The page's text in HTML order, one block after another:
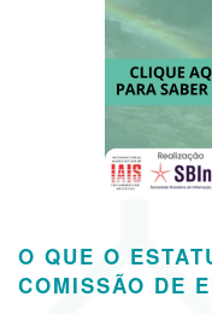
O QUE O
COMISSÃO DE